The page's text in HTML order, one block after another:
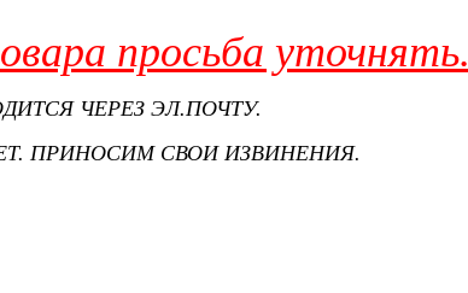
просьба уточнять.
ЧЕРЕЗ ЭЛ.ПОЧТУ.
ПРИНОСИМ СВОИ ИЗВИНЕНИЯ.